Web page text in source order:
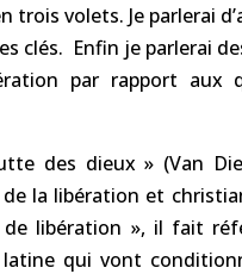
trois volets. Je parlerai
clés. Enfin je parlerai
par rapport aux
des dieux » (Van
la libération et
libération », il fait
qui vont